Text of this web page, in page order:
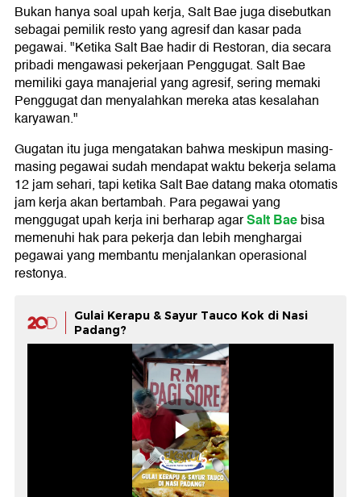
Bukan hanya soal upah kerja, Salt Bae juga disebutkan
sebagai pemilik resto yang agresif dan kasar pada
pegawai. "Ketika Salt Bae hadir di Restoran, dia secara
pribadi mengawasi pekerjaan Penggugat. Salt Bae
memiliki gaya manajerial yang agresif, sering memaki
Penggugat dan menyalahkan mereka atas kesalahan
karyawan."
Gugatan itu juga mengatakan bahwa meskipun masing-
masing pegawai sudah mendapat waktu bekerja selama
12 jam sehari, tapi ketika Salt Bae datang maka otomatis
jam kerja akan bertambah. Para pegawai yang
menggugat upah kerja ini berharap agarSalt Baebisa
memenuhi hak para pekerja dan lebih menghargai
pegawai yang membantu menjalankan operasional
restonya.
Gulai Kerapu & Sayur Tauco Kok di Nasi
Padang?